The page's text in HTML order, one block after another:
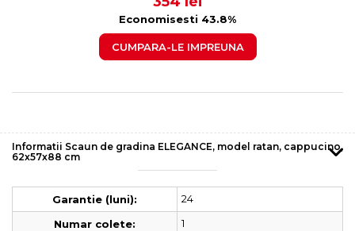
Economisesti 43.8%
CUMPARA-LE IMPREUNA
Informatii Scaun de gradina ELEGANCE, model ratan, cappucino,
62x57x88 cm
Garantie (luni):
24
Numar colete:
1